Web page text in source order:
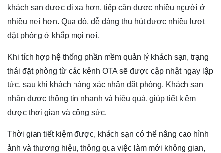
khách sạn được đi xa hơn, tiếp cận được nhiều người ở
nhiều nơi hơn. Qua đó, dễ dàng thu hút được nhiều lượt
đặt phòng ở khắp mọi nơi.
Khi tích hợp hệ thống phần mềm quản lý khách sạn, trạng
thái đặt phòng từ các kênh OTA sẽ được cập nhật ngay lập
tức, sau khi khách hàng xác nhận đặt phòng. Khách sạn
nhận được thông tin nhanh và hiệu quả, giúp tiết kiệm
được thời gian và công sức.
Thời gian tiết kiệm được, khách sạn có thể nâng cao hình
ảnh và thương hiệu, thông qua việc làm mới không gian,